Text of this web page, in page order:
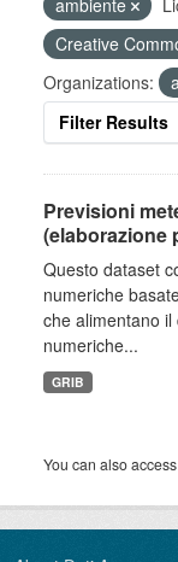
ambiente
Creative
Organizations:
Filter Results
Previsioni
(elaborazione
Questo dataset
numeriche
che alimentano
numeriche...
GRIB
You can also